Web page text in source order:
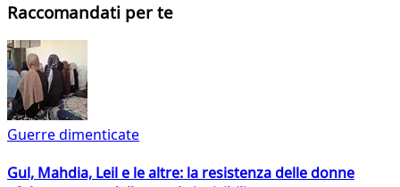
Raccomandati per te
Guerre dimenticate
Gul, Mahdia, Leil e le altre: la resistenza delle donne